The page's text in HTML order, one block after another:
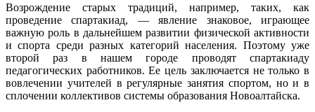
Возрождение старых традиций, например, таких, как
проведение спартакиад, — явление знаковое, играющее
важную роль в дальнейшем развитии физической активности
и спорта среди разных категорий населения. Поэтому уже
второй раз в нашем городе проводят спартакиаду
педагогических работников. Ее цель заключается не только в
вовлечении учителей в регулярные занятия спортом, но и в
сплочении коллективов системы образования Новоалтайска.